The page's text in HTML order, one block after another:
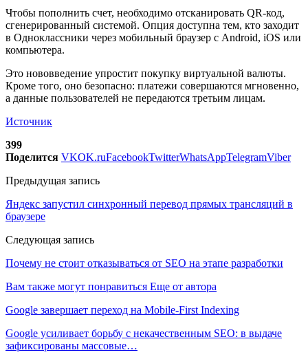
Чтобы пополнить счет, необходимо отсканировать QR-код,
сгенерированный системой. Опция доступна тем, кто заходит
в Одноклассники через мобильный браузер с Android, iOS или
компьютера.
Это нововведение упростит покупку виртуальной валюты.
Кроме того, оно безопасно: платежи совершаются мгновенно,
а данные пользователей не передаются третьим лицам.
Источник
399
Поделится VKOK.ruFacebookTwitterWhatsAppTelegramViber
Предыдущая запись
Яндекс запустил синхронный перевод прямых трансляций в
браузере
Следующая запись
Почему не стоит отказываться от SEO на этапе разработки
Вам также могут понравиться Еще от автора
Google завершает переход на Mobile-First Indexing
Google усиливает борьбу с некачественным SEO: в выдаче
зафиксированы массовые…